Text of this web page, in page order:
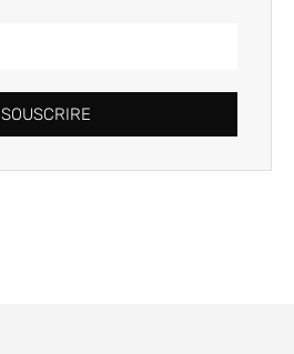
SOUSCRIRE